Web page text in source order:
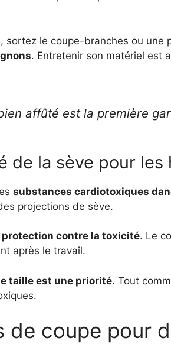
sortez le coupe-branches ou une
. Entretenir son matériel est
affûté est la première
de la sève pour les
substances cardiotoxiques
projections de sève.
protection contre la toxicité. Le
après le travail.
taille est une priorité. Tout
de coupe pour